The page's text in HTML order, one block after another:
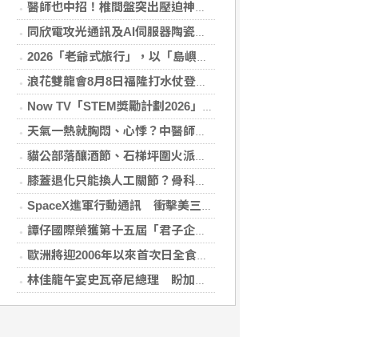
醫師也中招！椎間盤突出壓迫神經 微創內視鏡手術助重返正常生活
同欣電攻光通訊及AI伺服器陶瓷基板 明年業績看佳
2026「老爺式旅行」，以「島嶼的弦外之音」為題 帶旅人開箱歌劇院後台、探訪地下舞廳年代及體驗民歌
浪花雙龍會8月8日福隆打水仗登場 尚有免費名額快報名，還可抽住宿券！
Now TV「STEM獎勵計劃2026」正式開始｜獲長隆度假區全力支持 推出《主題樂園有趣科學大探索》第二季及「長隆小科學家大獎」
天氣一熱就胸悶、心悸？中醫師提醒：高溫讓心臟負擔大增，別輕忽身體警訊
貓公部落釀酒節、石梯坪圍火派對 分別在中秋與國慶連假登場
膝蓋退化只能換人工關節？骨科醫師解析「退化性關節炎」治療評估
SpaceX進軍行動通訊 衝擊美三大電信巨頭
譚仔國際榮獲第十五屆「君子企業獎」 卓越ESG及營商表現備受肯定
歐洲將迎2006年以來首次日全食 觀測資訊一次看
林佳龍午宴史瓦帝尼總理 盼加強各領域雙邊合作